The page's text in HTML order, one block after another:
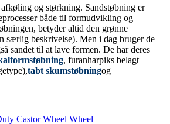
afkøling og størkning. Sandstøbning er
både til formudvikling og
betyder altid den grønne
særlig beskrivelse). Men i dag bruger de
sandet til at lave formen. De har deres
, furanharpiks belagt
tabt skumstøbningog